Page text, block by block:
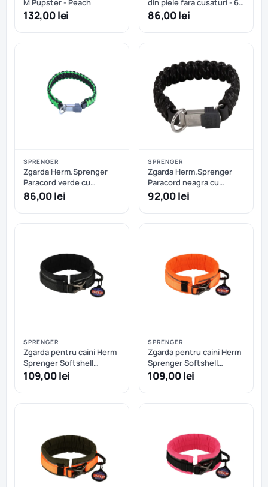
M Pupster - Peach
132,00 lei
din piele fara cusaturi - 60
cm
86,00 lei
SPRENGER
Zgarda Herm.Sprenger
Paracord verde cu
eliberare rapida - 35 cm
86,00 lei
SPRENGER
Zgarda Herm.Sprenger
Paracord neagra cu
eliberare rapida - 40 cm
92,00 lei
SPRENGER
Zgarda pentru caini Herm
Sprenger Softshell
reglabila - XXS/XS - Negru
109,00 lei
SPRENGER
Zgarda pentru caini Herm
Sprenger Softshell
reglabila - XXS/XS - Oranj
109,00 lei